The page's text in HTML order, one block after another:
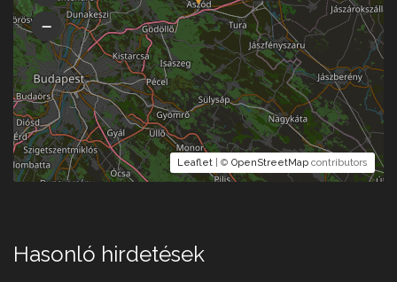
Leaflet | © OpenStreetMap contributors
Hasonló hirdetések